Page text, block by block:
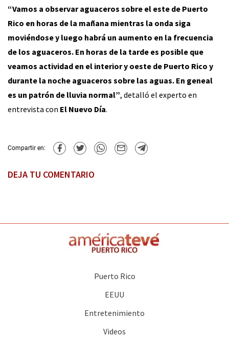
“Vamos a observar aguaceros sobre el este de Puerto
Rico en horas de la mañana mientras la onda siga
moviéndose y luego habrá un aumento en la frecuencia
de los aguaceros. En horas de la tarde es posible que
veamos actividad en el interior y oeste de Puerto Rico y
durante la noche aguaceros sobre las aguas. En geneal
es un patrón de lluvia normal”, detalló el experto en
entrevista con El Nuevo Día.
Compartir en:
DEJA TU COMENTARIO
Puerto Rico
EEUU
Entretenimiento
Videos